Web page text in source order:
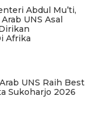
Abdul Mu’ti,
UNS Asal
Afrika
UNS Raih Best
Sukoharjo 2026